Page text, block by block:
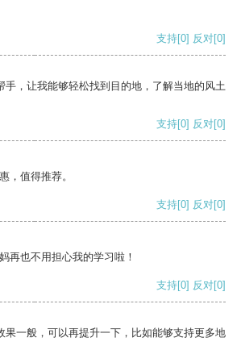
支持[0] 反对[0]
手，让我能够轻松找到目的地，了解当地的风土
支持[0] 反对[0]
，值得推荐。
支持[0] 反对[0]
再也不用担心我的学习啦！
支持[0] 反对[0]
果一般，可以再提升一下，比如能够支持更多地